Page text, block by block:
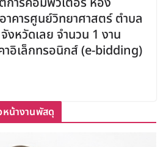
าคารศูนย์วิทยาศาสตร์ ตำบล
งหวัดเลย จำนวน 1 งาน
าอิเล็กทรอนิกส์ (e-bidding)
หน้างานพัสดุ